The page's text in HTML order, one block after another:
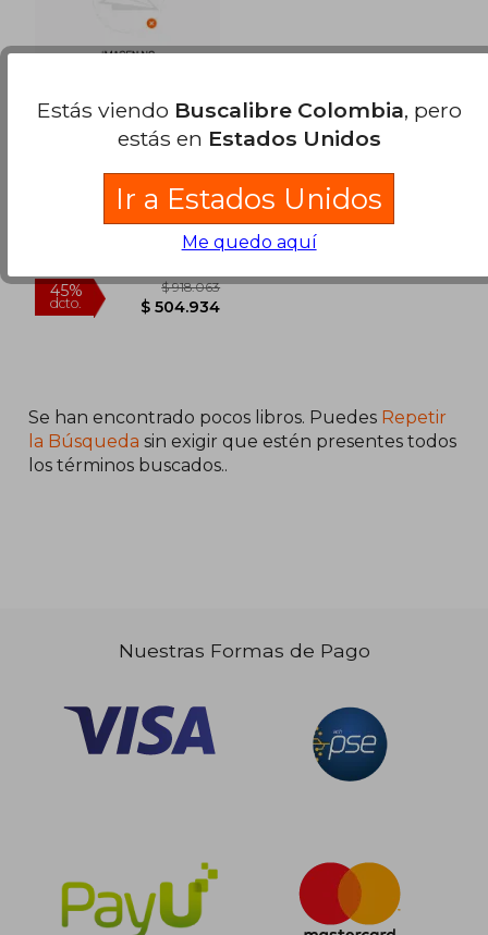
$ 135.592 $
The Big Book of
Terps: Understanding
Terpenes and
Synergy in Cannabis
(en Inglés)
Russ Hudson, Tapa Dura,
Se han encontrado pocos libros. Puedes Repetir
la Búsqueda sin exigir que estén presentes todos
los términos buscados..
Nuestras Formas de Pago
Estás viendo Buscalibre Colombia, pero
estás en Estados Unidos
Ir a Estados Unidos
Me quedo aquí